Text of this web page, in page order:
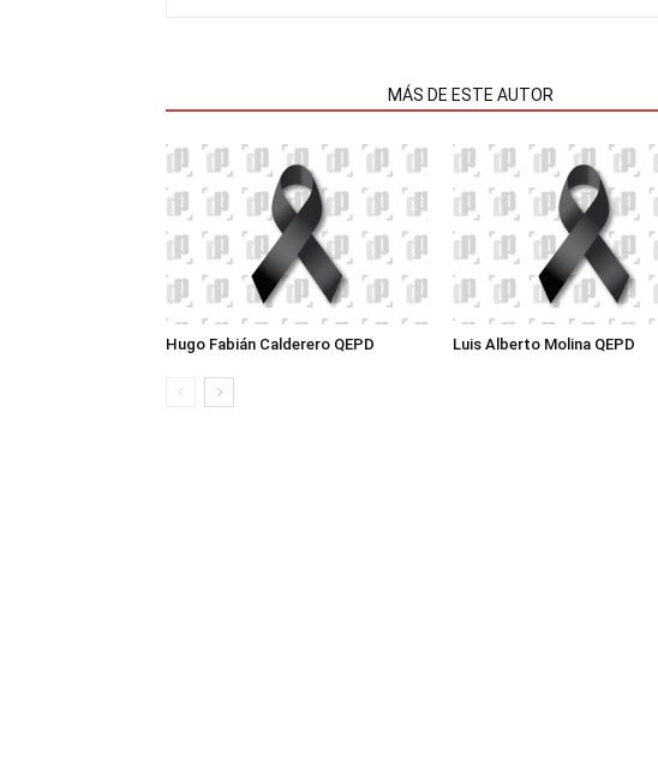
MÁS DE ESTE AUTOR
Hugo Fabián Calderero QEPD Luis Alberto Molina QEPD